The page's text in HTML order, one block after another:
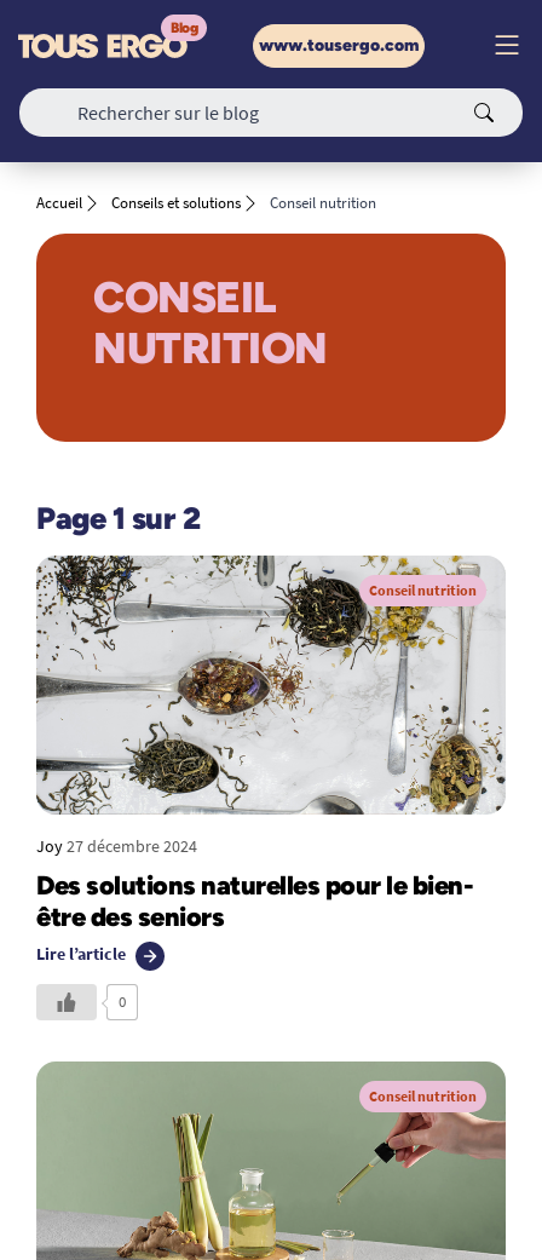
www.tousergo.com
Accueil Conseils et solutions Conseil nutrition
CONSEIL
NUTRITION
Page 1 sur 2
Conseil nutrition
Joy27 décembre 2024
Des solutions naturelles pour le bien-
être des seniors
Lire l’article
0
Conseil nutrition